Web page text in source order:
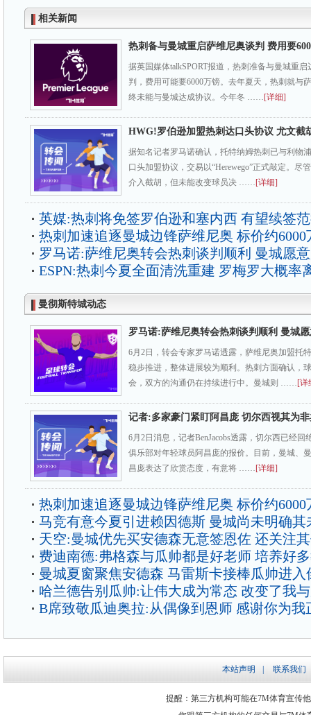
相关新闻
热刺备与曼城重启萨维尼奥谈判 费用要
据英国媒体talkSPORT报道，热刺准备与曼城重
判，费用可能要6000万镑。去年夏天，热刺就与
终未能与曼城达成协议。今年冬 ……[详细]
HWG!罗伯逊加盟热刺达口头协议 尤文截
据知名记者罗马诺确认，托特纳姆热刺已与利物
口头加盟协议，交易以“Herewego”正式敲定。尽
介入截胡，但未能改变球员决 ……[详细]
英媒:热刺将免签罗伯逊和塞内西 有望续签
热刺加速追逐曼城边锋萨维尼奥 标价约6000
罗马诺:萨维尼奥转会热刺谈判顺利 曼城愿
ESPN:热刺今夏全面清洗重建 罗梅罗大概率
曼彻斯特城动态
罗马诺:萨维尼奥转会热刺谈判顺利 曼城
6月2日，转会专家罗马诺透露，萨维尼奥加盟托
稳步推进，整体进展较为顺利。热刺方面确认，
会，双方的沟通仍在持续进行中。曼城则 ……[详
记者:多家豪门紧盯阿昌庞 切尔西视其为
6月2日消息，记者BenJacobs透露，切尔西已经
俱乐部对年轻球员阿昌庞的报价。目前，曼城、
昌庞表达了欣赏态度，有意将 ……[详细]
热刺加速追逐曼城边锋萨维尼奥 标价约6000
马竞有意今夏引进赖因德斯 曼城尚未明确其
天空:曼城优先买安德森无意签恩佐 还关注
费迪南德:弗格森与瓜帅都是好老师 培养好
曼城夏窗聚焦安德森 马雷斯卡接棒瓜帅进入
哈兰德告别瓜帅:让伟大成为常态 改变了我
B席致敬瓜迪奥拉:从偶像到恩师 感谢你为我
本站声明 联系我们
提醒：第三方机构可能在7M体育宣传